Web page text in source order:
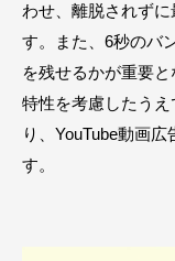
わせ、離脱されず
す。また、6秒のバ
を残せるかが重要
特性を考慮したう
り、YouTube動画
す。